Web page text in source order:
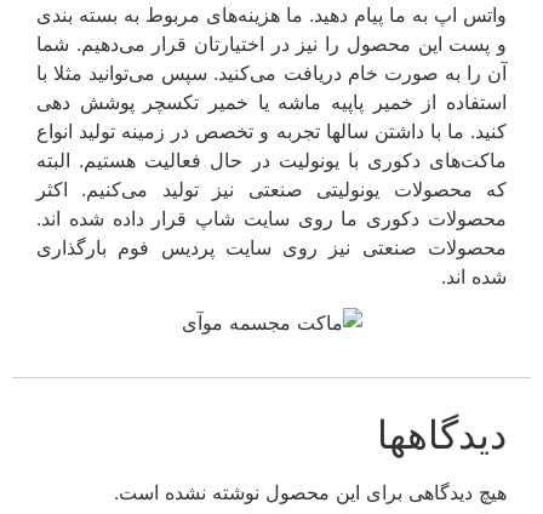
واتس اپ به ما پیام دهید. ما هزینه‌های مربوط به بسته بندی
و پست این محصول را نیز در اختیارتان قرار می‌دهیم. شما
آن را به صورت خام دریافت می‌کنید. سپس می‌توانید مثلا با
استفاده از خمیر پاپیه ماشه یا خمیر تکسچر پوشش دهی
کنید. ما با داشتن سالها تجربه و تخصص در زمینه تولید انواع
ماکت‌های دکوری با یونولیت در حال فعالیت هستیم. البته
که محصولات یونولیتی صنعتی نیز تولید می‌کنیم. اکثر
محصولات دکوری ما روی سایت شاپ قرار داده شده اند.
محصولات صنعتی نیز روی سایت پردیس فوم بارگذاری
شده اند.
دیدگاهها
هیچ دیدگاهی برای این محصول نوشته نشده است.